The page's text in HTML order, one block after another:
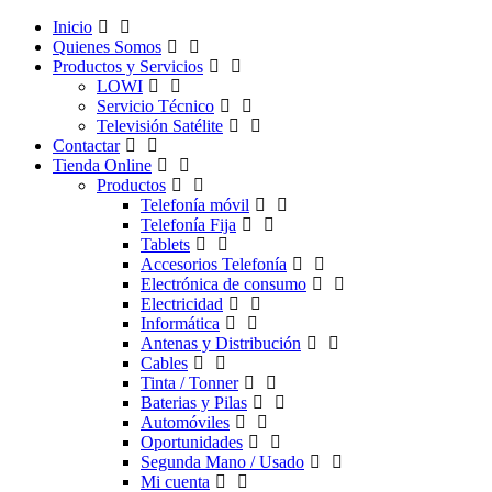
Inicio
Quienes Somos
Productos y Servicios
LOWI
Servicio Técnico
Televisión Satélite
Contactar
Tienda Online
Productos
Telefonía móvil
Telefonía Fija
Tablets
Accesorios Telefonía
Electrónica de consumo
Electricidad
Informática
Antenas y Distribución
Cables
Tinta / Tonner
Baterias y Pilas
Automóviles
Oportunidades
Segunda Mano / Usado
Mi cuenta